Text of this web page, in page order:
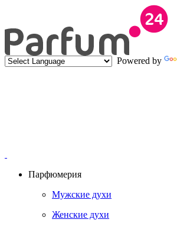
Powered by
Парфюмерия
Мужские духи
Женские духи